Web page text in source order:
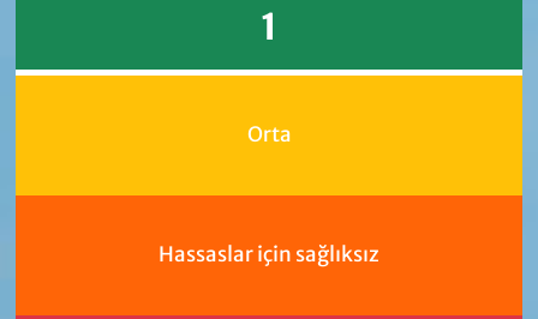
1
Orta
Hassaslar için sağlıksız